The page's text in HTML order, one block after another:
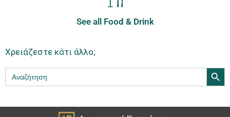
See all Food & Drink
Χρειάζεστε κάτι άλλο;
Search
for:
Search